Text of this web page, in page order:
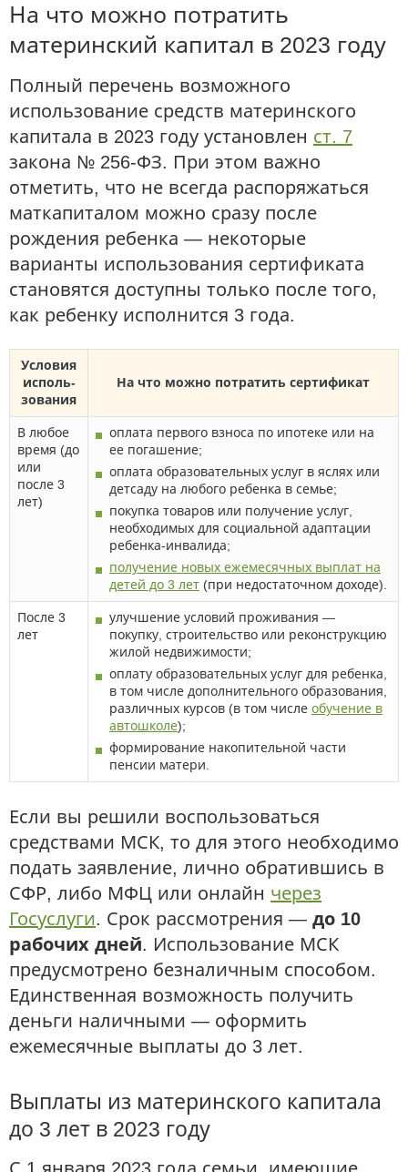
На что можно потратить
материнский капитал в 2023 году
Полный перечень возможного
использование средств материнского
капитала в 2023 году установлен ст. 7
закона № 256-ФЗ. При этом важно
отметить, что не всегда распоряжаться
маткапиталом можно сразу после
рождения ребенка — некоторые
варианты использования сертификата
становятся доступны только после того,
как ребенку исполнится 3 года.
Условия
исполь­
зования
На что можно потратить сертификат
В любое
время (до
или
после 3
лет)
оплата первого взноса по ипотеке или на
ее погашение;
оплата образовательных услуг в яслях или
детсаду на любого ребенка в семье;
покупка товаров или получение услуг,
необходимых для социальной адаптации
ребенка-инвалида;
получение новых ежемесячных выплат на
детей до 3 лет (при недостаточном доходе).
После 3
лет
улучшение условий проживания —
покупку, строительство или реконструкцию
жилой недвижимости;
оплату образовательных услуг для ребенка,
в том числе дополнительного образования,
различных курсов (в том числе обучение в
автошколе);
формирование накопительной части
пенсии матери.
Если вы решили воспользоваться
средствами МСК, то для этого необходимо
подать заявление, лично обратившись в
СФР, либо МФЦ или онлайн через
Госуслуги. Срок рассмотрения — до 10
рабочих дней. Использование МСК
предусмотрено безналичным способом.
Единственная возможность получить
деньги наличными — оформить
ежемесячные выплаты до 3 лет.
Выплаты из материнского капитала
до 3 лет в 2023 году